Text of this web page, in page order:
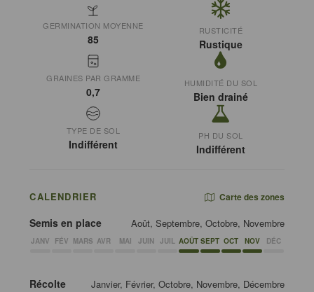
GERMINATION MOYENNE
85
RUSTICITÉ
Rustique
GRAINES PAR GRAMME
0,7
HUMIDITÉ DU SOL
Bien drainé
TYPE DE SOL
Indifférent
PH DU SOL
Indifférent
CALENDRIER Carte des zones
Semis en place Août, Septembre, Octobre, Novembre
JANV FÉV MARS AVR MAI JUIN JUIL AOÛT SEPT OCT NOV DÉC
Récolte Janvier, Février, Octobre, Novembre, Décembre